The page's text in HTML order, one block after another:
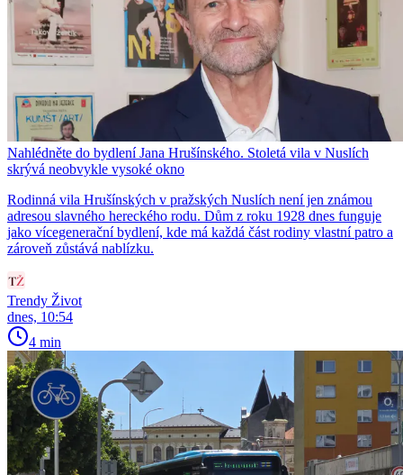
Nahlédněte do bydlení Jana Hrušínského. Stoletá vila v Nuslích
skrývá neobvykle vysoké okno
Rodinná vila Hrušínských v pražských Nuslích není jen známou
adresou slavného hereckého rodu. Dům z roku 1928 dnes funguje
jako vícegenerační bydlení, kde má každá část rodiny vlastní patro a
zároveň zůstává nablízku.
Trendy Život
dnes, 10:54
4 min